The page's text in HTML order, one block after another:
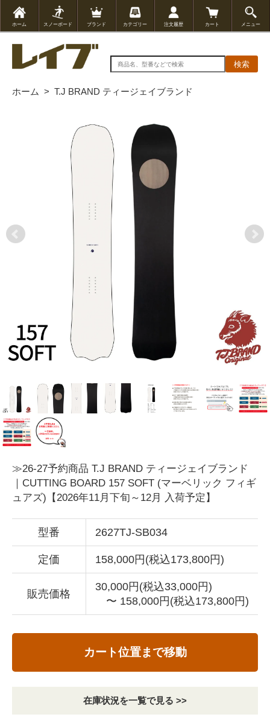
ホーム スノーボード ブランド カテゴリー 注文履歴 カート メニュー
検索
ホーム > T.J BRAND ティージェイブランド
≫26-27予約商品 T.J BRAND ティージェイブランド
｜CUTTING BOARD 157 SOFT (マーベリック フィギ
ュアズ)【2026年11月下旬～12月 入荷予定】
型番 2627TJ-SB034
定価 158,000円(税込173,800円)
販売価格
30,000円(税込33,000円)
〜 158,000円(税込173,800円)
カート位置まで移動
在庫状況を一覧で見る >>